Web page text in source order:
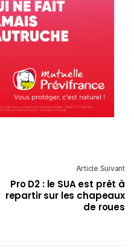
Article Suivant
Pro D2 : le SUA est prêt à
repartir sur les chapeaux
de roues